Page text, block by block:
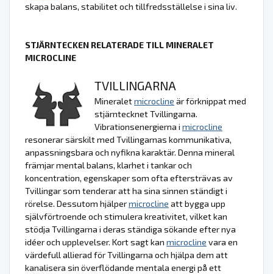
skapa balans, stabilitet och tillfredsställelse i sina liv.
STJÄRNTECKEN RELATERADE TILL MINERALET
MICROCLINE
TVILLINGARNA
Mineraletmicrocline är förknippat med
stjärntecknet Tvillingarna.
Vibrationsenergierna i microcline
resonerar särskilt med Tvillingarnas kommunikativa,
anpassningsbara och nyfikna karaktär. Denna mineral
främjar mental balans, klarhet i tankar och
koncentration, egenskaper som ofta eftersträvas av
Tvillingar som tenderar att ha sina sinnen ständigt i
rörelse. Dessutom hjälpermicrocline att bygga upp
självförtroende och stimulera kreativitet, vilket kan
stödja Tvillingarna i deras ständiga sökande efter nya
idéer och upplevelser. Kort sagt kan microcline vara en
värdefull allierad för Tvillingarna och hjälpa dem att
kanalisera sin överflödande mentala energi på ett